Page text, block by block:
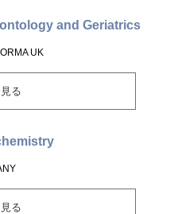
and Geriatrics
UK
る
る